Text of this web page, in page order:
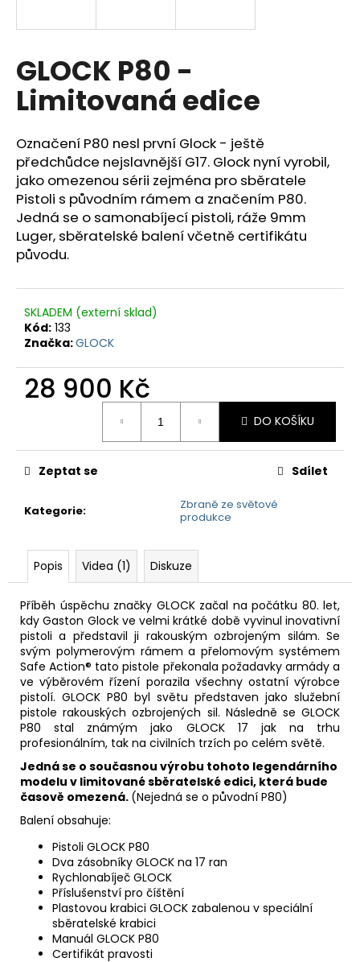
GLOCK P80 -
Limitovaná edice
Označení P80 nesl první Glock - ještě
předchůdce nejslavnější G17. Glock nyní vyrobil,
jako omezenou sérii zejména pro sběratele
Pistoli s původním rámem a značením P80.
Jedná se o samonabíjecí pistoli, ráže 9mm
Luger, sběratelské balení včetně certifikátu
původu.
SKLADEM (externí sklad)
Kód: 133
Značka:GLOCK
28 900 Kč
DO KOŠÍKU
Kategorie:
Zbraně ze světové
produkce
Zeptat se Sdílet
Popis Videa (1) Diskuze
Příběh úspěchu značky GLOCK začal na počátku 80. let,
kdy Gaston Glock ve velmi krátké době vyvinul inovativní
pistoli a představil ji rakouským ozbrojeným silám. Se
svým polymerovým rámem a přelomovým systémem
Safe Action® tato pistole překonala požadavky armády a
ve výběrovém řízení porazila všechny ostatní výrobce
pistolí. GLOCK P80 byl světu představen jako služební
pistole rakouských ozbrojených sil. Následně se GLOCK
P80 stal známým jako GLOCK 17 jak na trhu
profesionálním, tak na civilních trzích po celém světě.
Jedná se o současnou výrobu tohoto legendárního
modelu v limitované sběratelské edici, která bude
časově omezená. (Nejedná se o původní P80)
Balení obsahuje:
Pistoli GLOCK P80
Dva zásobníky GLOCK na 17 ran
Rychlonabíječ GLOCK
Příslušenství pro číštění
Plastovou krabici GLOCK zabalenou v speciální
sběratelské krabici
Manuál GLOCK P80
Certifikát pravosti
í
t
?
HLEDAT
D
p
o
u
č
u
e